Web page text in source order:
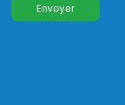
Envoyer